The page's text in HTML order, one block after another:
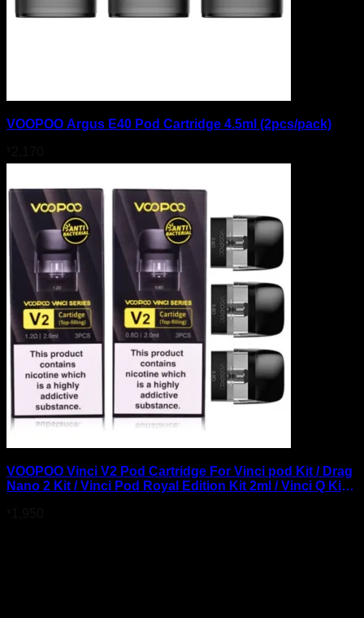
VOOPOO Argus E40 Pod Cartridge 4.5ml (2pcs/pack)
VOOPOO Vinci V2 Pod Cartridge For Vinci pod Kit / Drag
Nano 2 Kit / Vinci Pod Royal Edition Kit 2ml / Vinci Q Kit /